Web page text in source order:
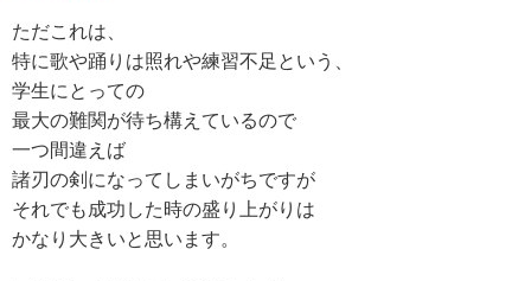
ただこれは、
特に歌や踊りは照れや練習不足という、
学生にとっての
最大の難関が待ち構えているので
一つ間違えば
諸刃の剣になってしまいがちですが
それでも成功した時の盛り上がりは
かなり大きいと思います。